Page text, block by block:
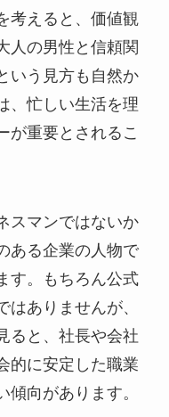
考えると、価値観
人の男性と信頼関
いう見方も自然か
、忙しい生活を理
が重要とされるこ
スマンではないか
ある企業の人物で
す。もちろん公式
ありませんが、
ると、社長や会社
的に安定した職業
向があります。